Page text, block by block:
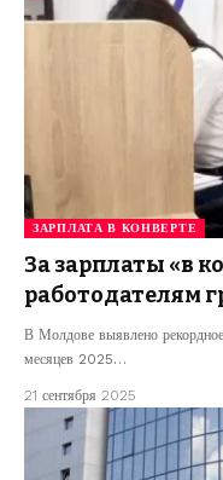
ЗАРПЛАТА В КОНВЕРТЕ
За зарплаты «в
работодателям
В Молдове выявлено рекордное
месяцев 2025…
21 сентября 2025